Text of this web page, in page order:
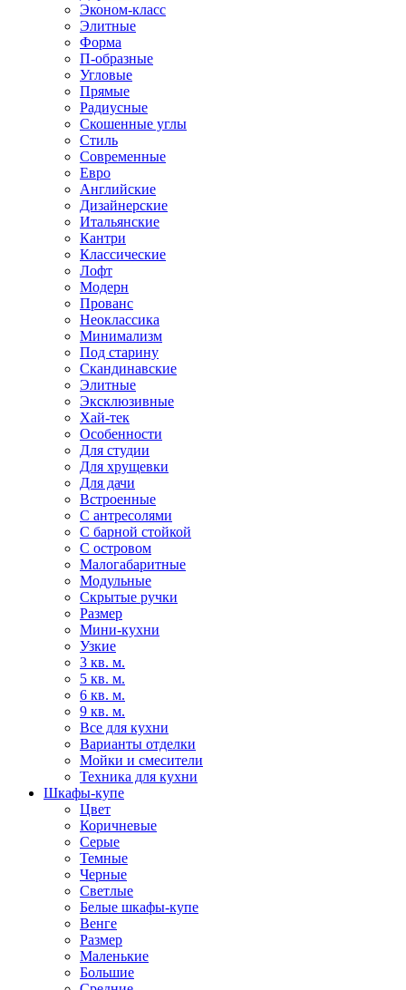
Эконом-класс
Элитные
Форма
П-образные
Угловые
Прямые
Радиусные
Скошенные углы
Стиль
Современные
Евро
Английские
Дизайнерские
Итальянские
Кантри
Классические
Лофт
Модерн
Прованс
Неоклассика
Минимализм
Под старину
Скандинавские
Элитные
Эксклюзивные
Хай-тек
Особенности
Для студии
Для хрущевки
Для дачи
Встроенные
С антресолями
С барной стойкой
С островом
Малогабаритные
Модульные
Скрытые ручки
Размер
Мини-кухни
Узкие
3 кв. м.
5 кв. м.
6 кв. м.
9 кв. м.
Все для кухни
Варианты отделки
Мойки и смесители
Техника для кухни
Шкафы-купе
Цвет
Коричневые
Серые
Темные
Черные
Светлые
Белые шкафы-купе
Венге
Размер
Маленькие
Большие